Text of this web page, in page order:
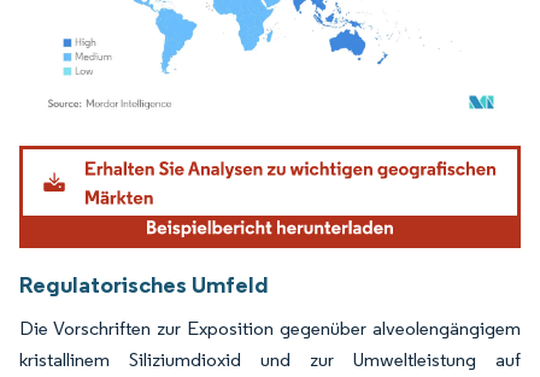
Bild © Mordor Intelligence. Wiederverwendung erfordert Namensnennung gemäß
Regulatorisches Umfeld
Die Vorschriften zur Exposition gegenüber alveolengängigem
kristallinem Siliziumdioxid und zur Umweltleistung auf